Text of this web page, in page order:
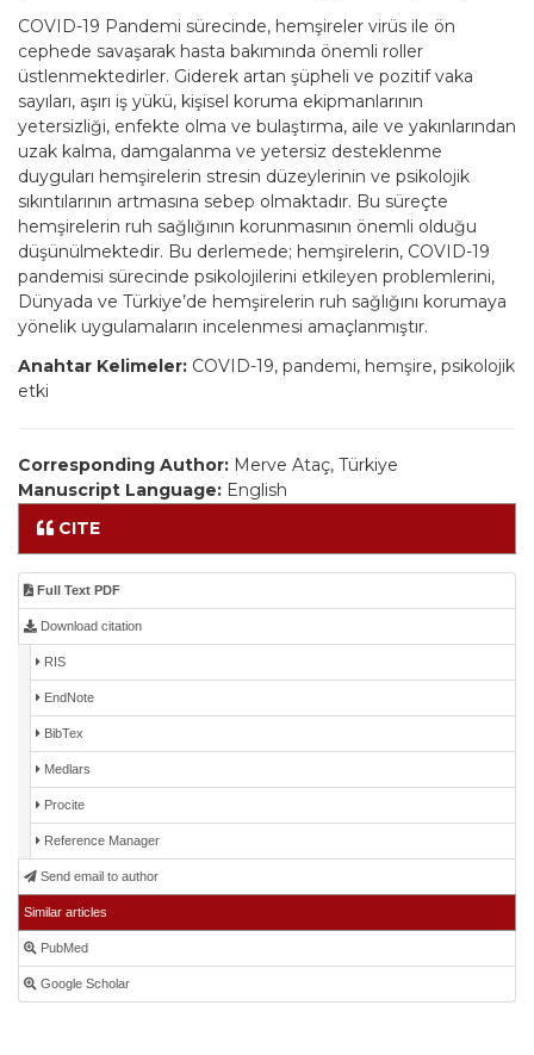
COVID-19 Pandemi sürecinde, hemşireler virüs ile ön
cephede savaşarak hasta bakımında önemli roller
üstlenmektedirler. Giderek artan şüpheli ve pozitif vaka
sayıları, aşırı iş yükü, kişisel koruma ekipmanlarının
yetersizliği, enfekte olma ve bulaştırma, aile ve yakınlarından
uzak kalma, damgalanma ve yetersiz desteklenme
duyguları hemşirelerin stresin düzeylerinin ve psikolojik
sıkıntılarının artmasına sebep olmaktadır. Bu süreçte
hemşirelerin ruh sağlığının korunmasının önemli olduğu
düşünülmektedir. Bu derlemede; hemşirelerin, COVID-19
pandemisi sürecinde psikolojilerini etkileyen problemlerini,
Dünyada ve Türkiye’de hemşirelerin ruh sağlığını korumaya
yönelik uygulamaların incelenmesi amaçlanmıştır.
Anahtar Kelimeler: COVID-19, pandemi, hemşire, psikolojik
etki
Corresponding Author: Merve Ataç, Türkiye
Manuscript Language: English
CITE
Full Text PDF
Download citation
RIS
EndNote
BibTex
Medlars
Procite
Reference Manager
Send email to author
Similar articles
PubMed
Google Scholar